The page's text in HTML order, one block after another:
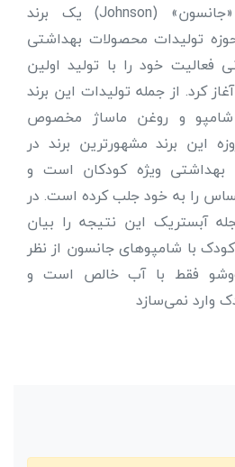
معرفی برند: کمپانی «جانسون» (Johnson) یک برند
تولیدات محصولات بهداشتی
خود را با تولید اولین
پودر بچه در سال ۱۸۹۳ آغاز کرد. از جمله تولیدات این برند
شامپو و روغن ماساژ مخصوص
این برند مشهورترین برند در
بهداشتی ویژه کودکان است و
را به خود جلب کرده است. در
مجله آبستریک این نتیجه را بیان
با شامپوهای جانسون از نظر
فقط با آب خالص است و
وارد نمی‌سازد